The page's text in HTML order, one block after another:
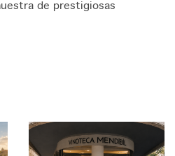
de prestigiosas